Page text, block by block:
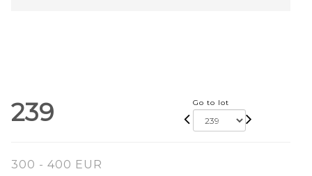
239 Go to lot
300 - 400 EUR